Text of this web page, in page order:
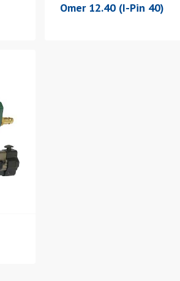
Omer 12.40 (I-Pin 40)